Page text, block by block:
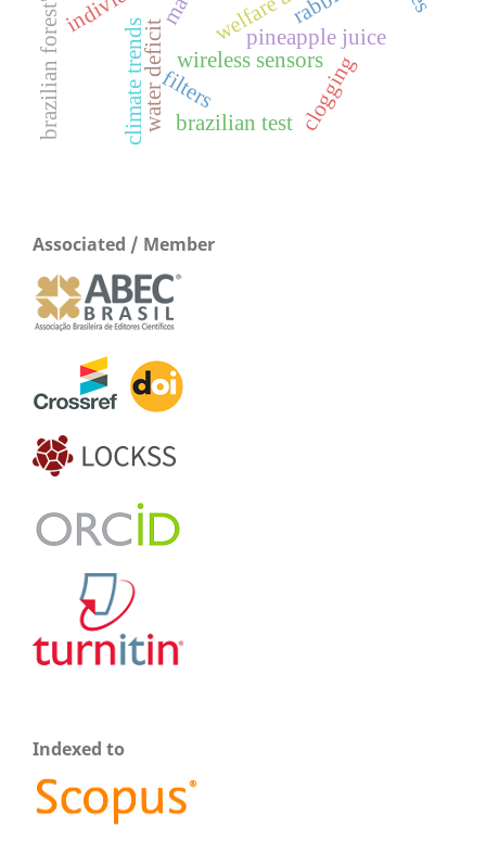
water deficit wireless sensors
pineapple juice
clogging
filters
brazilian forest's climate trends brazilian test
Associated / Member
Indexed to